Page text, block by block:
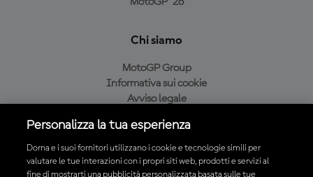
Chi siamo
MotoGP Group
Informativa sui cookie
Avviso legale
Condizioni di acquisto
Personalizza la tua esperienza
Dorna e i suoi fornitori utilizzano i cookie e tecnologie simili per
valutare le tue interazioni con i propri siti web, prodotti e servizi al
fine di mostrarti una pubblicità personalizzata basata sulle tue